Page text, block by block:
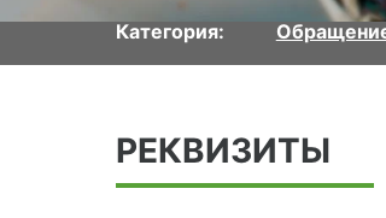
Категория:
РЕКВИЗИТЫ